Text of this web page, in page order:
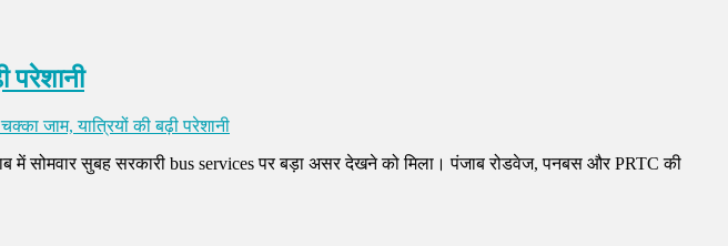
जाम, यात्रियों की बढ़ी परेशानी
सोमवार सुबह सरकारी bus services पर बड़ा असर देखने को मिला। पंजाब रोडवेज, पनबस और PRTC की